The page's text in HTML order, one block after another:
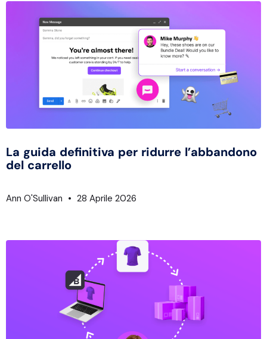
La guida definitiva per ridurre l’abbandono
del carrello
Ann O'Sullivan 28 Aprile 2026